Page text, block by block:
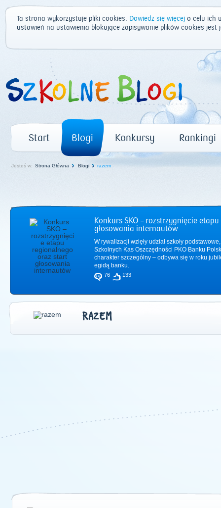
Ta strona wykorzystuje pliki cookies. Dowiedz się więcej o celu ich
ustawień na ustawienia blokujące zapisywanie plików cookies
Start Blogi Konkursy Rankingi
Jesteś w: Strona Główna Blogi razem
Konkurs SKO – rozstrzygnięcie
głosowania internautów
W rywalizacji wzięły udział szkoły
Szkolnych Kas Oszczędności PKO Banku
charakter szczególny – odbywa się w roku
egidą banku.
76 133
RAZEM